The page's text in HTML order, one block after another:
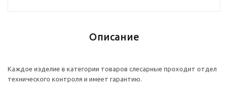
Описание
Каждое изделие в категории товаров слесарные проходит отдел
технического контроля и имеет гарантию.